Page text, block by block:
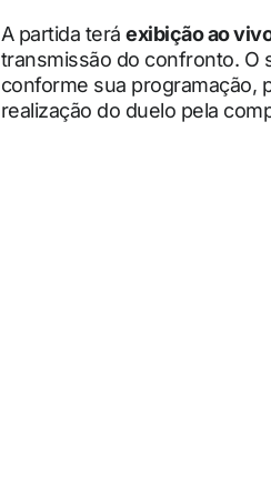
A partida terá exibição ao
transmissão do confronto. O
conforme sua programação,
realização do duelo pela